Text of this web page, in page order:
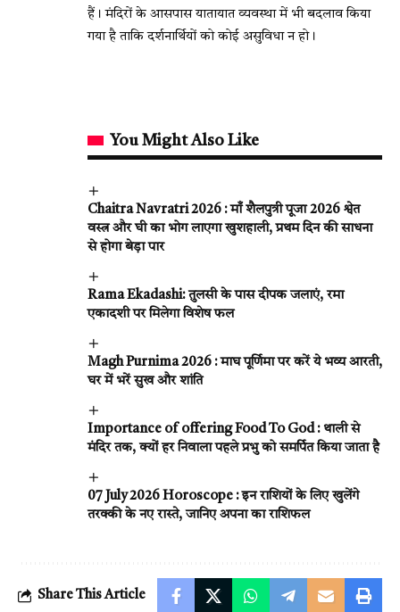
हैं। मंदिरों के आसपास यातायात व्यवस्था में भी बदलाव किया
गया है ताकि दर्शनार्थियों को कोई असुविधा न हो।
You Might Also Like
Chaitra Navratri 2026 : माँ शैलपुत्री पूजा 2026 श्वेत
वस्त्र और घी का भोग लाएगा खुशहाली, प्रथम दिन की साधना
से होगा बेड़ा पार
Rama Ekadashi: तुलसी के पास दीपक जलाएं, रमा
एकादशी पर मिलेगा विशेष फल
Magh Purnima 2026 : माघ पूर्णिमा पर करें ये भव्य आरती,
घर में भरें सुख और शांति
Importance of offering Food To God : थाली से
मंदिर तक, क्यों हर निवाला पहले प्रभु को समर्पित किया जाता है
07 July 2026 Horoscope : इन राशियों के लिए खुलेंगे
तरक्की के नए रास्ते, जानिए अपना का राशिफल
Share This Article